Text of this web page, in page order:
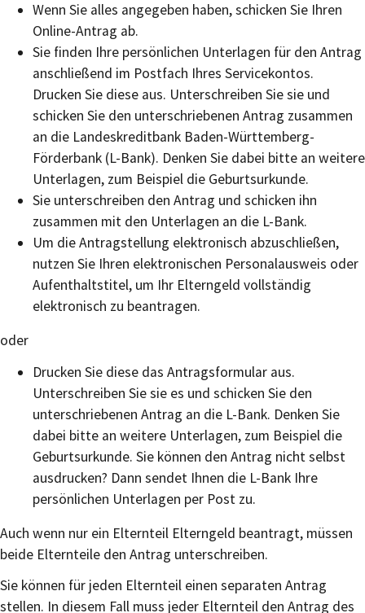
Wenn Sie alles angegeben haben, schicken Sie Ihren
Online-Antrag ab.
Sie finden Ihre persönlichen Unterlagen für den Antrag
anschließend im Postfach Ihres Servicekontos.
Drucken Sie diese aus. Unterschreiben Sie sie und
schicken Sie den unterschriebenen Antrag zusammen
an die Landeskreditbank Baden-Württemberg-
Förderbank (L-Bank). Denken Sie dabei bitte an weitere
Unterlagen, zum Beispiel die Geburtsurkunde.
Sie unterschreiben den Antrag und schicken ihn
zusammen mit den Unterlagen an die L-Bank.
Um die Antragstellung elektronisch abzuschließen,
nutzen Sie Ihren elektronischen Personalausweis oder
Aufenthaltstitel, um Ihr Elterngeld vollständig
elektronisch zu beantragen.
oder
Drucken Sie diese das Antragsformular aus.
Unterschreiben Sie sie es und schicken Sie den
unterschriebenen Antrag an die L-Bank. Denken Sie
dabei bitte an weitere Unterlagen, zum Beispiel die
Geburtsurkunde. Sie können den Antrag nicht selbst
ausdrucken? Dann sendet Ihnen die L-Bank Ihre
persönlichen Unterlagen per Post zu.
Auch wenn nur ein Elternteil Elterngeld beantragt, müssen
beide Elternteile den Antrag unterschreiben.
Sie können für jeden Elternteil einen separaten Antrag
stellen. In diesem Fall muss jeder Elternteil den Antrag des